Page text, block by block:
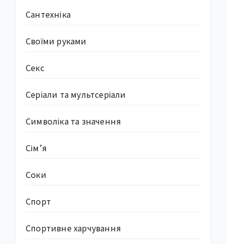
Сантехніка
Своїми руками
Секс
Серіали та мультсеріали
Символіка та значення
Сім’я
Соки
Спорт
Спортивне харчування